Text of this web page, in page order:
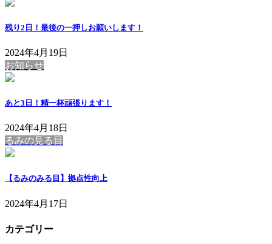
残り2日！最後の一押しお願いします！
2024年4月19日
お知らせ
あと3日！精一杯頑張ります！
2024年4月18日
るみの見る目
【るみのみる目】拠点性向上
2024年4月17日
カテゴリー